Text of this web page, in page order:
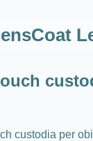
custodia per